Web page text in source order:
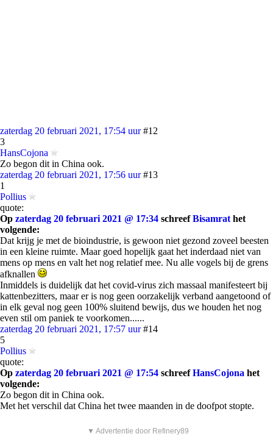
zaterdag 20 februari 2021, 17:54 uur #12
3
HansCojona
Zo begon dit in China ook.
zaterdag 20 februari 2021, 17:56 uur #13
1
Pollius
quote:
Op zaterdag 20 februari 2021 @ 17:34 schreefBisamrat het
volgende:
Dat krijg je met de bioindustrie, is gewoon niet gezond zoveel beesten
in een kleine ruimte. Maar goed hopelijk gaat het inderdaad niet van
mens op mens en valt het nog relatief mee. Nu alle vogels bij de grens
afknallen
Inmiddels is duidelijk dat het covid-virus zich massaal manifesteert bij
kattenbezitters, maar er is nog geen oorzakelijk verband aangetoond of
in elk geval nog geen 100% sluitend bewijs, dus we houden het nog
even stil om paniek te voorkomen......
zaterdag 20 februari 2021, 17:57 uur #14
5
Pollius
quote:
Op zaterdag 20 februari 2021 @ 17:54 schreefHansCojona het
volgende:
Zo begon dit in China ook.
Met het verschil dat China het twee maanden in de doofpot stopte.
▼ Advertentie door Refinery89